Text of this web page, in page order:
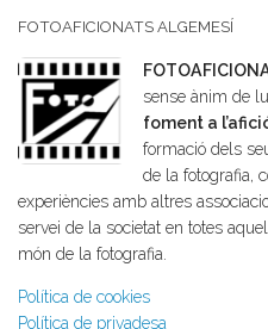
FOTOAFICIONATS ALGEMESÍ
sense ànim de
foment a
formació dels
de la fotografia,
experiències amb altres
servei de la societat en totes
món de la fotografia.
Política de cookies
Política de privadesa